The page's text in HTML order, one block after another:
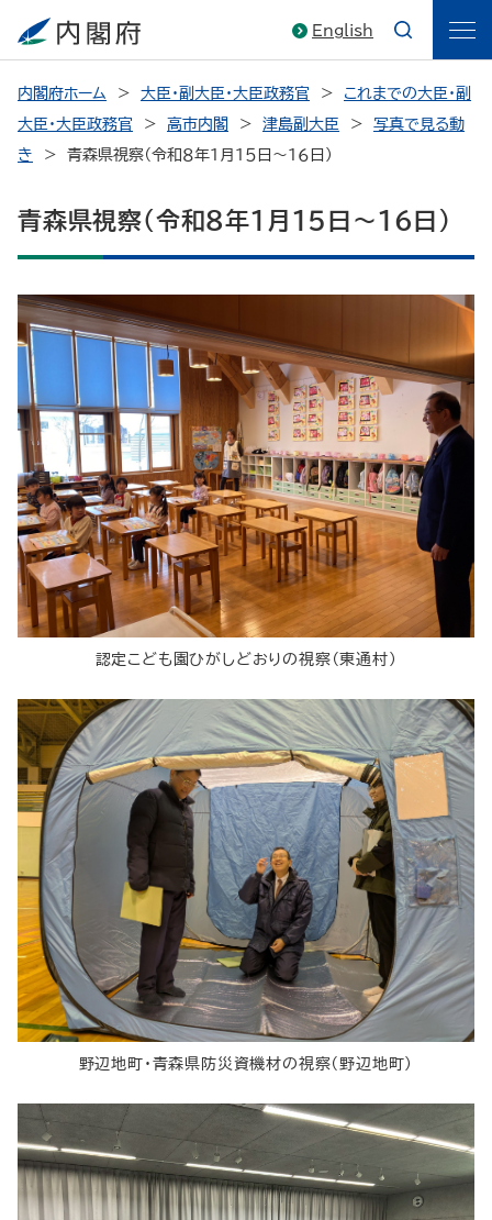
English
内閣府ホーム 大臣・副大臣・大臣政務官
これまでの大臣・副
大臣・大臣政務官
高市内閣 津島副大臣
写真で見る動
き
青森県視察（令和８年１月１５日～１６日）
青森県視察（令和８年１月１５日～１６日）
認定こども園ひがしどおりの視察（東通村）
野辺地町・青森県防災資機材の視察（野辺地町）